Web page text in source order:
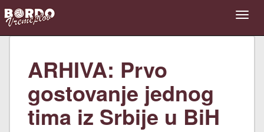
ARHIVA: Prvo
gostovanje jednog
tima iz Srbije u BiH